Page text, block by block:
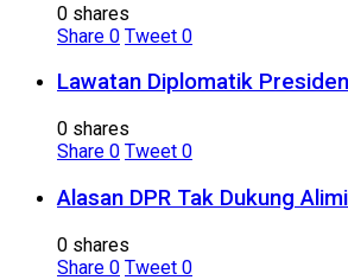
0 shares
Share 0 Tweet 0
Lawatan Diplomatik
0 shares
Share 0 Tweet 0
Alasan DPR Tak Dukung
0 shares
Share 0 Tweet 0